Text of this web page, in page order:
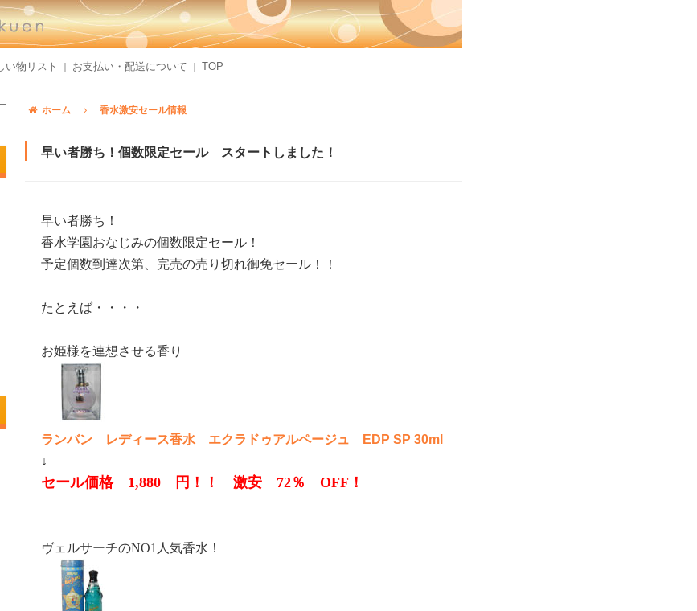
い物リスト お支払い・配送について TOP
ホーム 香水激安セール情報
早い者勝ち！個数限定セール スタートしました！
早い者勝ち！
香水学園おなじみの個数限定セール！
予定個数到達次第、完売の売り切れ御免セール！！
たとえば・・・・
お姫様を連想させる香り
ランバン レディース香水 エクラドゥアルページュ EDP SP 30ml
↓
セール価格 1,880 円！！ 激安 72％ OFF！
ヴェルサーチのNO1人気香水！